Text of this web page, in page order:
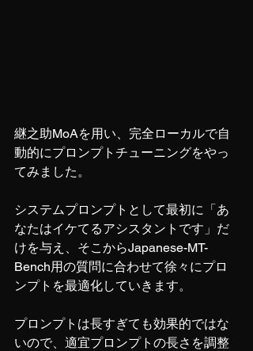
継之助MoAを用い、完全ローカルで自
動的にプロンプトチューニングをやっ
てみました。
システムプロンプトとして最初に「あ
なたはイケてるアシスタントです」だ
けを与え、そこからJapanese-MT-
Bench用の質問に合わせて徐々にプロ
ンプトを最適化していきます。
プロンプトは長すぎても効果的ではな
いので、適宜プロンプトの長さを調整